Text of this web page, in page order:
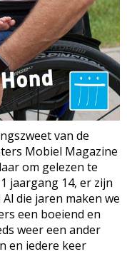
van de
Mobiel Magazine
om gelezen te
jaargang 14, er zijn
die jaren maken we
een boeiend en
weer een ander
en iedere keer